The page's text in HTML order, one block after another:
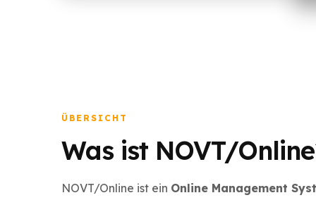
ÜBERSICHT
Was ist NOVT/
NOVT/Online ist ein Online Management